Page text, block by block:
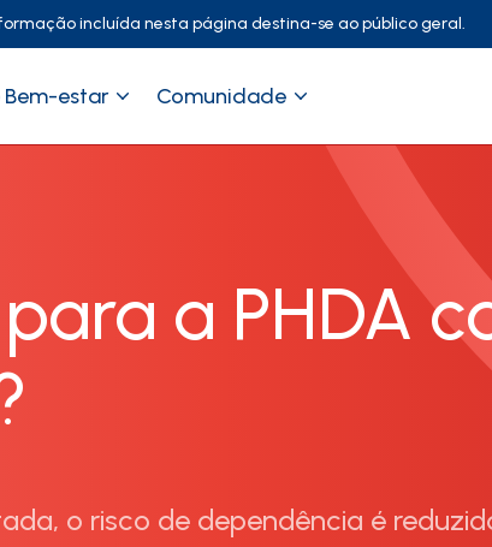
incluída nesta página destina-se ao público geral.
Bem-estar Comunidade
a PHDA
o risco de dependência é